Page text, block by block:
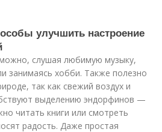
улучшить настроение
слушая любимую музыку,
занимаясь хобби. Также полезно
так как свежий воздух и
выделению эндорфинов —
читать книги или смотреть
радость. Даже простая